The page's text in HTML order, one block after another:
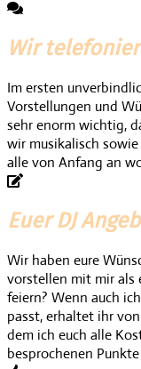
Wir
Im ersten
Vorstellungen und
sehr enorm wichtig,
wir musikalisch
alle von Anfang an
Euer DJ
Wir haben eure
vorstellen mit mir als
feiern? Wenn auch
passt, erhaltet ihr
dem ich euch alle
besprochenen